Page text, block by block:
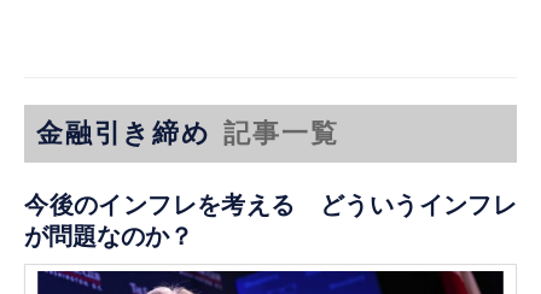
金融引き締め 記事一覧
今後のインフレを考える どういうインフレ
が問題なのか？